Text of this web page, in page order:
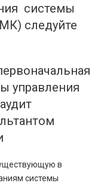
системы
следуйте
управления
в
системы